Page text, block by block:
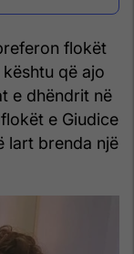
flokët
që ajo
e dhëndrit në
e Giudice
lart brenda një